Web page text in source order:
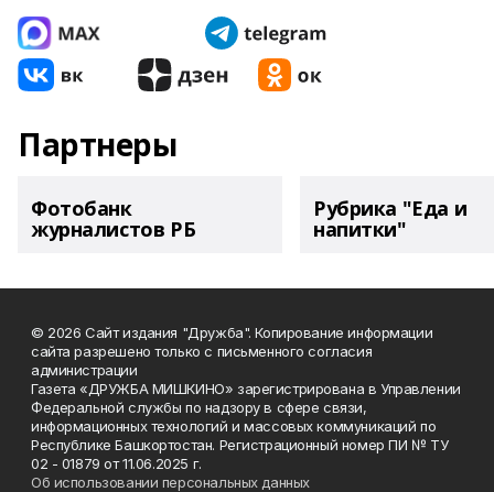
Партнеры
Фотобанк
журналистов РБ
Рубрика "Еда и
напитки"
© 2026 Сайт издания "Дружба". Копирование информации
сайта разрешено только с письменного согласия
администрации
Газета «ДРУЖБА МИШКИНО» зарегистрирована в Управлении
Федеральной службы по надзору в сфере связи,
информационных технологий и массовых коммуникаций по
Республике Башкортостан. Регистрационный номер ПИ № ТУ
02 - 01879 от 11.06.2025 г.
Об использовании персональных данных